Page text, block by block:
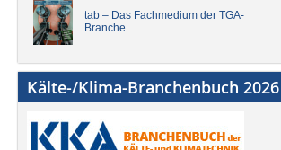
tab – Das Fachmedium der TGA-
Branche
Kälte-/Klima-Branchenbuch 2026